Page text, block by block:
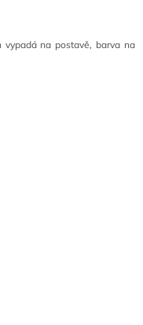
na postavě, barva na